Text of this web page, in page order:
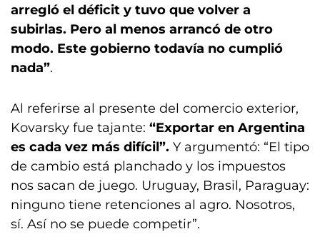
arregló el déficit y tuvo que volver a
subirlas. Pero al menos arrancó de otro
modo. Este gobierno todavía no cumplió
nada”.
Al referirse al presente del comercio exterior,
Kovarsky fue tajante: “Exportar en Argentina
es cada vez más difícil”. Y argumentó: “El tipo
de cambio está planchado y los impuestos
nos sacan de juego. Uruguay, Brasil, Paraguay:
ninguno tiene retenciones al agro. Nosotros,
sí. Así no se puede competir”.